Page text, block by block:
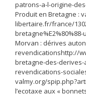
patrons-a-l-origine-
Produit en Bretagne :
libertaire.fr/france/
Morvan : dérives
revendicationshttp://
bretagne-des-
revendications-
valmy.org/
l’ecotaxe aux «